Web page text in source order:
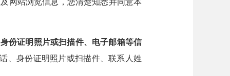
站浏览信息，您清楚知悉并同意本
份证明照片或扫描件、电子邮箱等信
、身份证明照片或扫描件、联系人姓